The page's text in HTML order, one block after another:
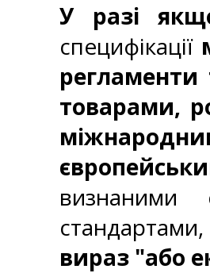
У разі
специфікації
регламенти
товарами,
визнаними
вираз "або